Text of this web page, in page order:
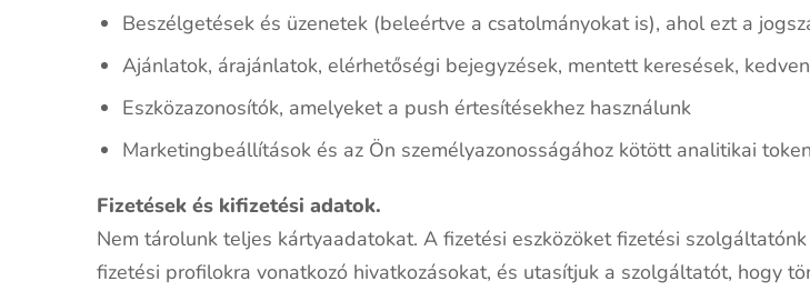
Beszélgetések és üzenetek (beleértve a csatolmányokat is), ahol ezt a
Ajánlatok, árajánlatok, elérhetőségi bejegyzések, mentett keresések,
Eszközazonosítók, amelyeket a push értesítésekhez használunk
Marketingbeállítások és az Ön személyazonosságához kötött analitikai
Fizetések és kifizetési adatok.
Nem tárolunk teljes kártyaadatokat. A fizetési eszközöket fizetési
fizetési profilokra vonatkozó hivatkozásokat, és utasítjuk a szolgáltatót, hogy